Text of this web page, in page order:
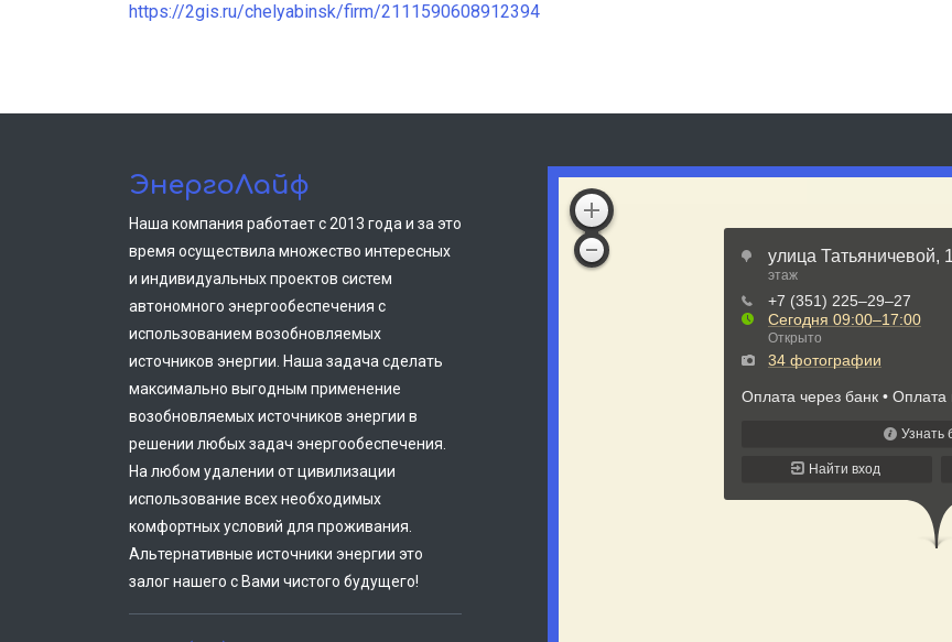
https://2gis.ru/chelyabinsk/firm/2111590608912394
ЭнергоЛайф
Наша компания работает с 2013 года и за это
время осуществила множество интересных
и индивидуальных проектов систем
автономного энергообеспечения с
использованием возобновляемых
источников энергии. Наша задача сделать
максимально выгодным применение
возобновляемых источников энергии в
решении любых задач энергообеспечения.
На любом удалении от цивилизации
использование всех необходимых
комфортных условий для проживания.
Альтернативные источники энергии это
залог нашего с Вами чистого будущего!